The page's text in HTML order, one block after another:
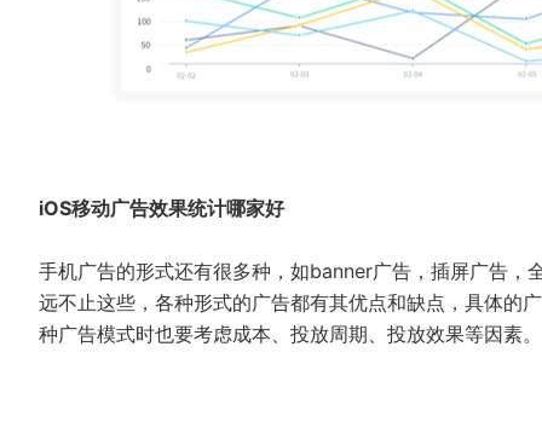
iOS移动广告效果统计哪家好
手机广告的形式还有很多种，如banner广告，插屏广告
远不止这些，各种形式的广告都有其优点和缺点，具体的
种广告模式时也要考虑成本、投放周期、投放效果等因素。